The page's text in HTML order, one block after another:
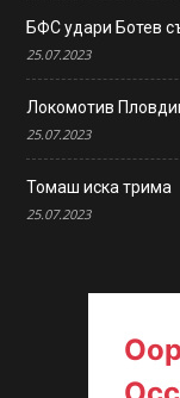
БФС удари Ботев
25.07.2023
Локомотив
25.07.2023
Томаш иска трима
25.07.2023